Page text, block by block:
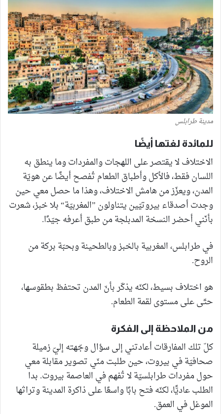
مدينة طرابلس
للمائدة لغتها أيضًا
الاختلاف لا يقتصر على اللهجات والمفردات وما ينطق به
اللسان فقط، فالأكل وأطباق الطعام تُفصح أيضًا عن هويّة
المدن، ويعزّز من هامش الاختلاف، وهذا ما حصل معي حين
وجدت أصدقاء بيروتيّين يتناولون ”المغربيّة“ بلا خبز، شعرت
بأنّني أحضر النسخة المدبلجة من طبق أعرفه جيّدًا.
في طرابلس، المغربية بالخبز وبالطحينة وبحبّة بركة من
الروح.
هو اختلاف بسيط، لكنّه يذكّر بأنّ المدن تحتفظ بطقوسها،
حتّى على مستوى لقمة الطعام.
من الملاحظة إلى الفكرة
كلّ تلك المفارقات أعادتني إلى سؤال وجّهته إليّ زميلة
صحافيّة في بيروت، حين طلبت منّي تصوير مقابلة معي
حول مفردات طرابلسيّة لا تُفهم في العاصمة بيروت. بدا
الطلب عاديًّا، لكنّه فتح بابًا واسعًا على ذاكرة المدينة وتراثها
الموغل في العمق.